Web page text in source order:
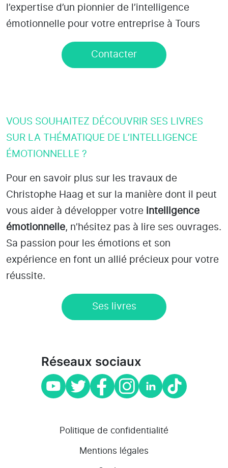
l’expertise d’un pionnier de l’intelligence
émotionnelle pour votre entreprise à Tours
Contacter
VOUS SOUHAITEZ DÉCOUVRIR SES LIVRES
SUR LA THÉMATIQUE DE L’INTELLIGENCE
ÉMOTIONNELLE ?
Pour en savoir plus sur les travaux de
Christophe Haag et sur la manière dont il peut
vous aider à développer votre intelligence
émotionnelle, n’hésitez pas à lire ses ouvrages.
Sa passion pour les émotions et son
expérience en font un allié précieux pour votre
réussite.
Ses livres
Réseaux sociaux
Politique de confidentialité
Mentions légales